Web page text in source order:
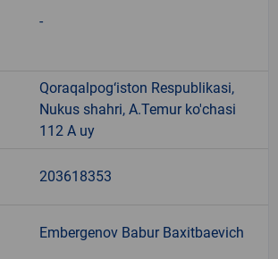
-
Qoraqalpog‘iston Respublikasi,
Nukus shahri, A.Temur ko'chasi
112 A uy
203618353
Embergenov Babur Baxitbaevich